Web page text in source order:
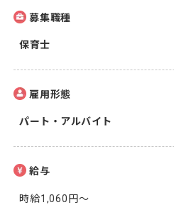
募集職種
保育士
雇用形態
パート・アルバイト
給与
時給1,060円〜